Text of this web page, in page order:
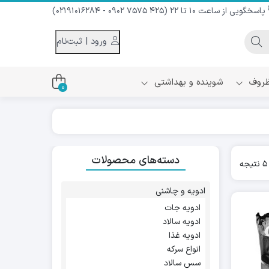
پاسخگویی از ساعت 10 تا 22 (425 7575 0902 - 02191016284)
سرد
شوینده و بهداشتی 0
Sorted
popularity
دسته‌های محصولات
ادویه و چاشنی
ادویه جات
ادویه سالاد
ادویه غذا
انواع سرکه
سس سالاد